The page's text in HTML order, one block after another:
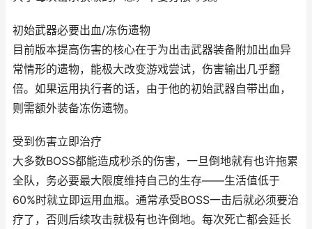
初始武器必要出血/冻伤遗物
目前版本提高伤害的核心在于为出击武器装备附加出血异
常情形的遗物，能极大改变游戏尝试，伤害输出几乎翻
倍。如果运用执行者的话，由于他的初始武器自带出血，
则需额外装备冻伤遗物。
受到伤害立即治疗
大多数BOSS都能造成秒杀的伤害，一旦倒地就有也许拖累
全队，务必要最大限度维持自己的生存——生活值低于
60%时就立即运用血瓶。通常承受BOSS一击后就必须要治
疗了，否则后续攻击就极有也许倒地。每次死亡都会延长